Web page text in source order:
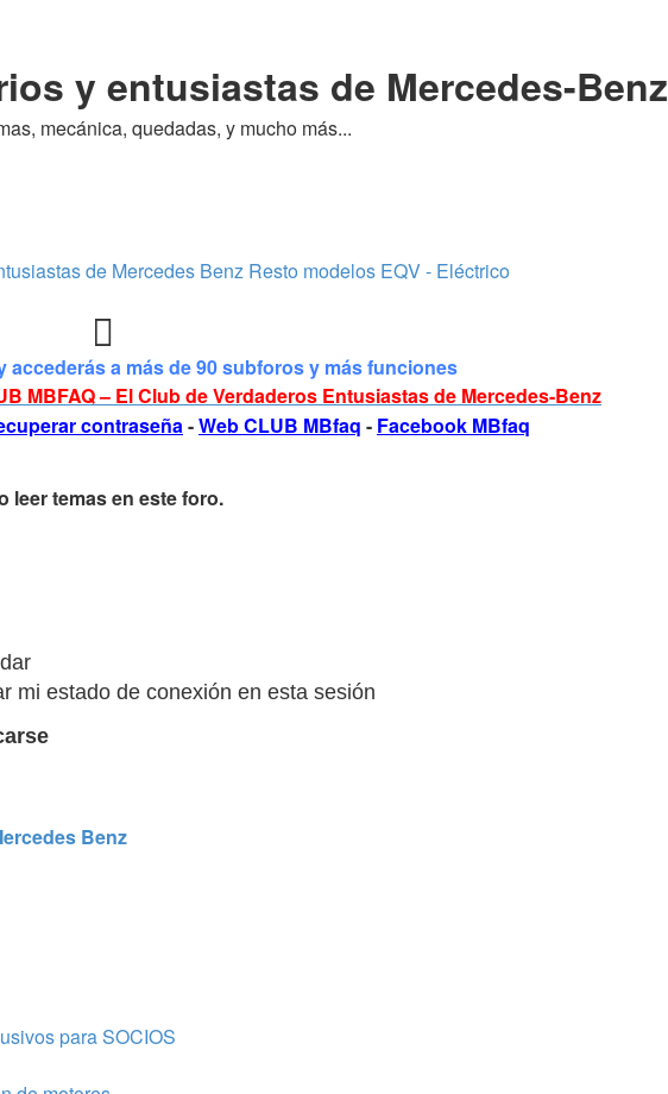
y entusiastas de Mercedes-Benz
mecánica, quedadas, y mucho más...
de Mercedes Benz Resto modelos EQV - Eléctrico
accederás a más de 90 subforos y más funciones
MBFAQ – El Club de Verdaderos Entusiastas de Mercedes-Benz
contraseña-Web CLUB MBfaq - Facebook MBfaq
leer temas en este foro.
mi estado de conexión en esta sesión
Benz
para SOCIOS